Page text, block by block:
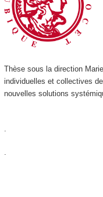
Thèse sous la direction
individuelles et collectives
nouvelles solutions
.